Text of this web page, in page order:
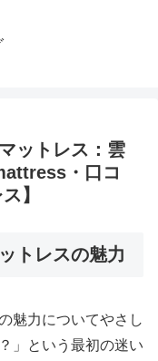
ットレス：雲
・口コ
】
トレスの魅力
魅力についてやさし
」という最初の迷い